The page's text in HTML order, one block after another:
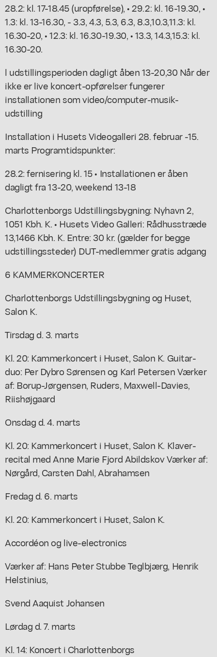
28.2: kl. 17-18.45 (uropførelse), • 29.2: kl. 16-19.30, •
1.3: kl. 13-16.30, - 3.3, 4.3, 5.3, 6.3, 8.3,10.3,11.3: kl.
16.30-20, • 12.3: kl. 16.30-19.30, • 13.3, 14.3,15.3: kl.
16.30-20.
l udstillingsperioden dagligt åben 13-20,30 Når der
ikke er live koncert-opførelser fungerer
installationen som video/computer-musik-
udstilling
Installation i Husets Videogalleri 28. februar -15.
marts Programtidspunkter:
28.2: fernisering kl. 15 • Installationen er åben
dagligt fra 13-20, weekend 13-18
Charlottenborgs Udstillingsbygning: Nyhavn 2,
1051 Kbh. K. • Husets Video Galleri: Rådhusstræde
13,1466 Kbh. K. Entre: 30 kr. (gælder for begge
udstillingssteder) DUT-medlemmer gratis adgang
6 KAMMERKONCERTER
Charlottenborgs Udstillingsbygning og Huset,
Salon K.
Tirsdag d. 3. marts
Kl. 20: Kammerkoncert i Huset, Salon K. Guitar-
duo: Per Dybro Sørensen og Karl Petersen Værker
af: Borup-Jørgensen, Ruders, Maxwell-Davies,
Riishøjgaard
Onsdag d. 4. marts
Kl. 20: Kammerkoncert i Huset, Salon K. Klaver-
recital med Anne Marie Fjord Abildskov Værker af:
Nørgård, Carsten Dahl, Abrahamsen
Fredag d. 6. marts
Kl. 20: Kammerkoncert i Huset, Salon K.
Accordéon og live-electronics
Værker af: Hans Peter Stubbe Teglbjærg, Henrik
Helstinius,
Svend Aaquist Johansen
Lørdag d. 7. marts
Kl. 14: Koncert i Charlottenborgs